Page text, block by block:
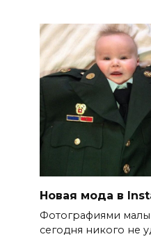
Новая мода в
Фотографиями
сегодня никого не